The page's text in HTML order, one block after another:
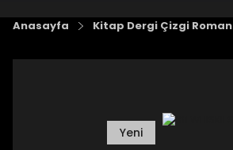
Anasayfa Kitap Dergi Çizgi Roman
Yeni